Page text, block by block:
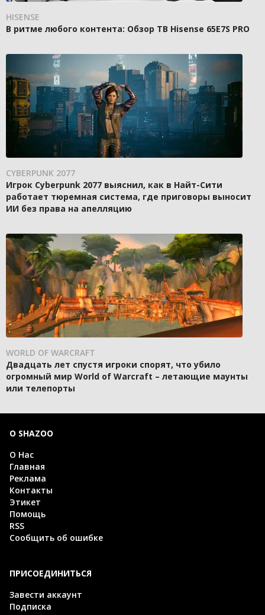
HISENSE
В ритме любого контента: Обзор ТВ Hisense 65E7S PRO
CYBERPUNK 2077
Игрок Cyberpunk 2077 выяснил, как в Найт-Сити
работает тюремная система, где приговоры выносит
ИИ без права на апелляцию
WORLD OF WARCRAFT
Двадцать лет спустя игроки спорят, что убило
огромный мир World of Warcraft – летающие маунты
или телепорты
О SHAZOO
О Нас
Главная
Реклама
Контакты
Этикет
Помощь
RSS
Сообщить об ошибке
ПРИСОЕДИНИТЬСЯ
Завести аккаунт
Подписка